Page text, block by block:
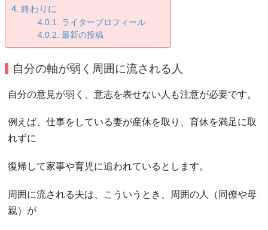
終わりに
ライタープロフィール
最新の投稿
自分の軸が弱く周囲に流される人
自分の意見が弱く、意志を表せない人も注意が必要です。
例えば、仕事をしている妻が産休を取り、育休を満足に取
れずに
復帰して家事や育児に追われているとします。
周囲に流される夫は、こういうとき、周囲の人（同僚や母
親）が